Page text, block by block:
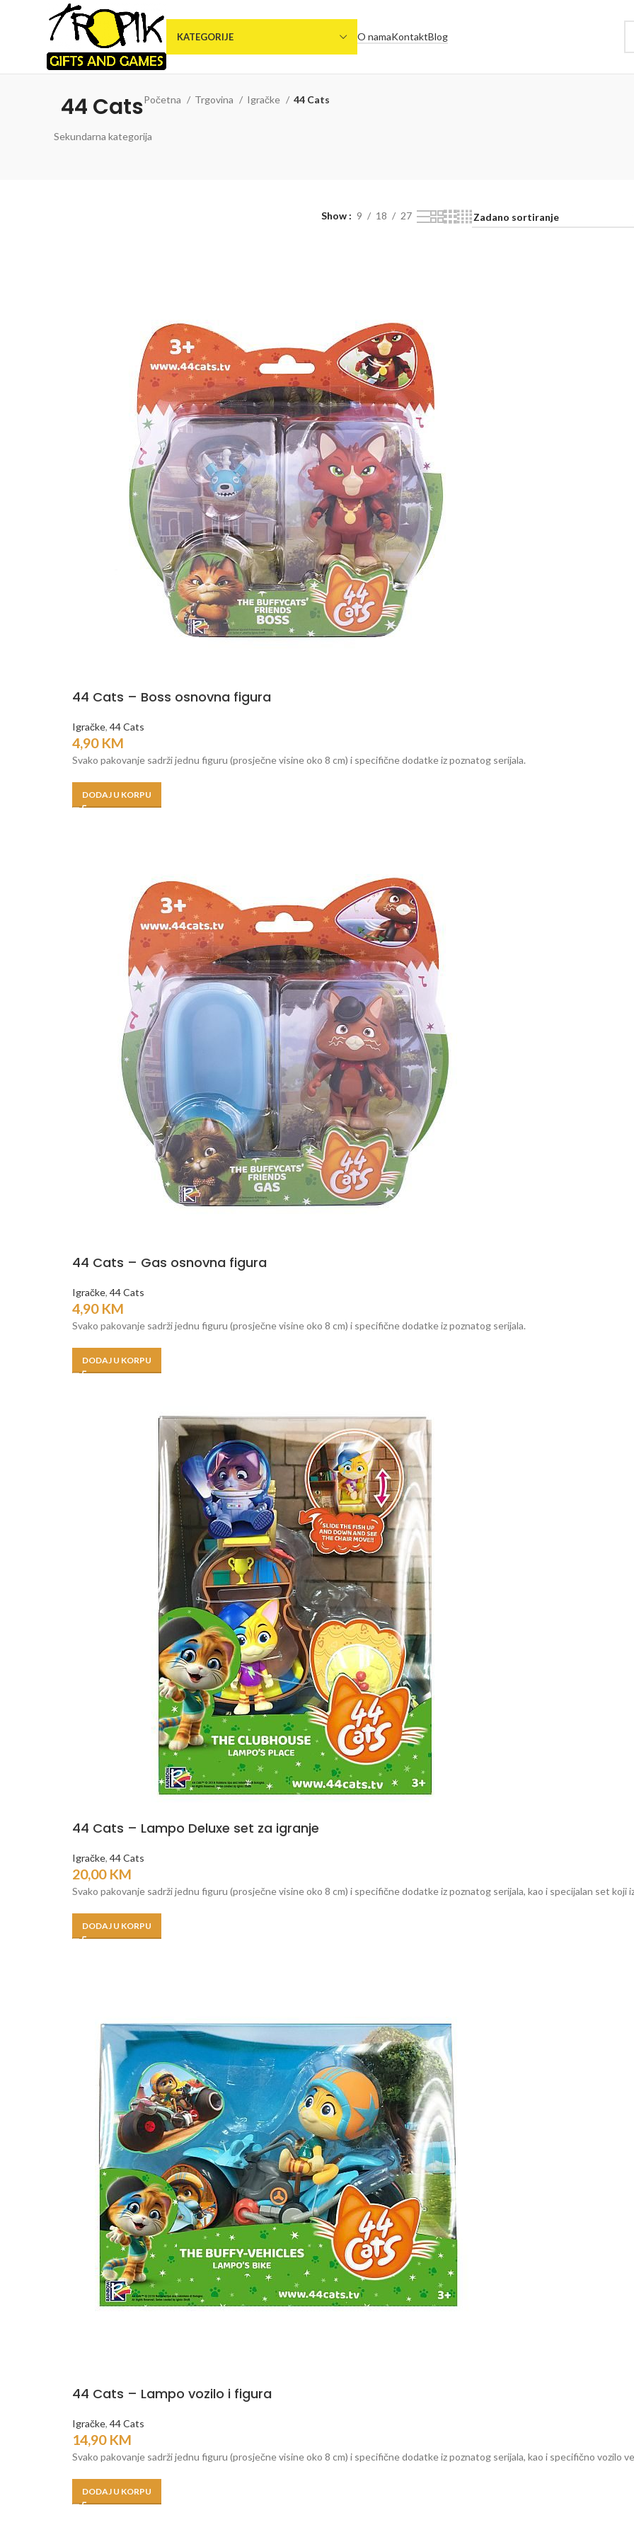
KATEGORIJE O namaKontaktBlog
44 CatsPočetna Trgovina Igračke 44 Cats
Sekundarna kategorija
Show 9 18 27
44 Cats – Boss osnovna figura
Igračke, 44 Cats
4,90 KM
Svako pakovanje sadrži jednu figuru (prosječne visine oko 8 cm) i specifične dodatke iz poznatog serijala.
DODAJ U KORPU
44 Cats – Gas osnovna figura
Igračke, 44 Cats
4,90 KM
Svako pakovanje sadrži jednu figuru (prosječne visine oko 8 cm) i specifične dodatke iz poznatog serijala.
DODAJ U KORPU
44 Cats – Lampo Deluxe set za igranje
Igračke, 44 Cats
20,00 KM
Svako pakovanje sadrži jednu figuru (prosječne visine oko 8 cm) i specifične dodatke iz poznatog serijala, kao i specijalan set koji
DODAJ U KORPU
44 Cats – Lampo vozilo i figura
Igračke, 44 Cats
14,90 KM
Svako pakovanje sadrži jednu figuru (prosječne visine oko 8 cm) i specifične dodatke iz poznatog serijala, kao i specifično vozilo
DODAJ U KORPU